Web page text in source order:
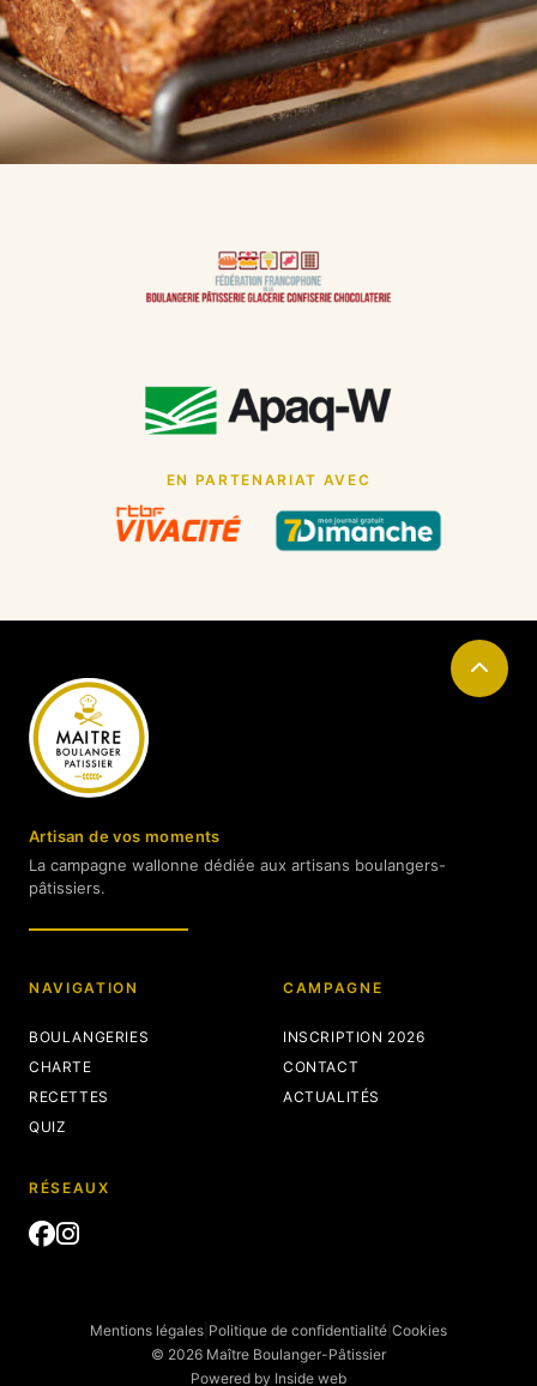
EN PARTENARIAT AVEC
Artisan de vos moments
La campagne wallonne dédiée aux artisans boulangers-
pâtissiers.
NAVIGATION
BOULANGERIES
CHARTE
RECETTES
QUIZ
CAMPAGNE
INSCRIPTION 2026
CONTACT
ACTUALITÉS
RÉSEAUX
© 2026 Maître Boulanger-Pâtissier
Mentions légales Politique de confidentialité Cookies
Powered by Inside web